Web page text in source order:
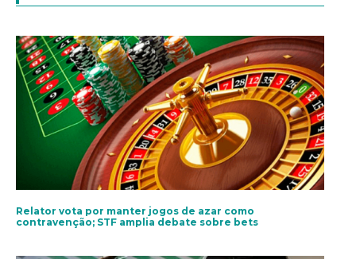
Relator vota por manter jogos de azar como
contravenção; STF amplia debate sobre bets